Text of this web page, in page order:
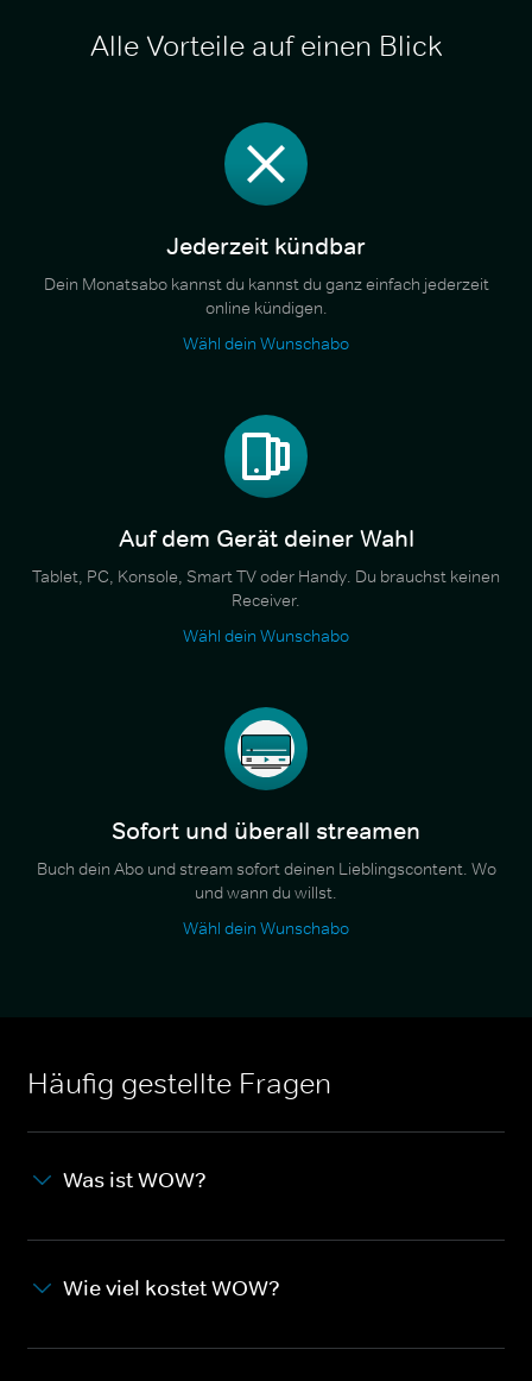
Alle Vorteile auf einen Blick
Jederzeit kündbar
Dein Monatsabo kannst du kannst du ganz einfach jederzeit
online kündigen.
Wähl dein Wunschabo
Auf dem Gerät deiner Wahl
Tablet, PC, Konsole, Smart TV oder Handy. Du brauchst keinen
Receiver.
Wähl dein Wunschabo
Sofort und überall streamen
Buch dein Abo und stream sofort deinen Lieblingscontent. Wo
und wann du willst.
Wähl dein Wunschabo
Häufig gestellte Fragen
Was ist WOW?
Wie viel kostet WOW?